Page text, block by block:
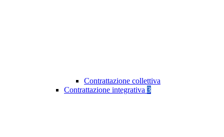
Contrattazione collettiva
Contrattazione integrativa 3